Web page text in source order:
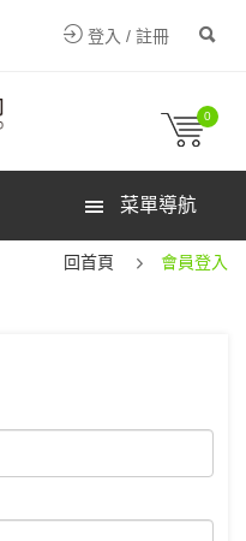
登入 / 註冊
0
菜單導航
回首頁 會員登入